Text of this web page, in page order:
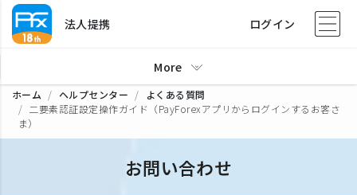
法人提携 ログイン
More
ホーム ヘルプセンター
よくある質問
二要素認証設定操作ガイド（PayForexアプリからログインするお客さ
ま）
お問い合わせ